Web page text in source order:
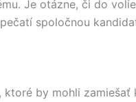
Je otázne, či do
spoločnou
by mohli zamiešať